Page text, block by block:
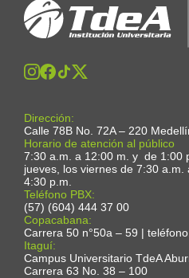
Dirección:
Calle 78B No. 72A – 220
Horario de atención al público
7:30 a.m. a 12:00 m. y de 1:00
jueves, los viernes de 7:30
4:30 p.m.
Teléfono PBX:
(57) (604) 444 37 00
Copacabana:
Carrera 50 n°50a – 59 |
Itaguí:
Campus Universitario TdeA
Carrera 63 No. 38 – 100